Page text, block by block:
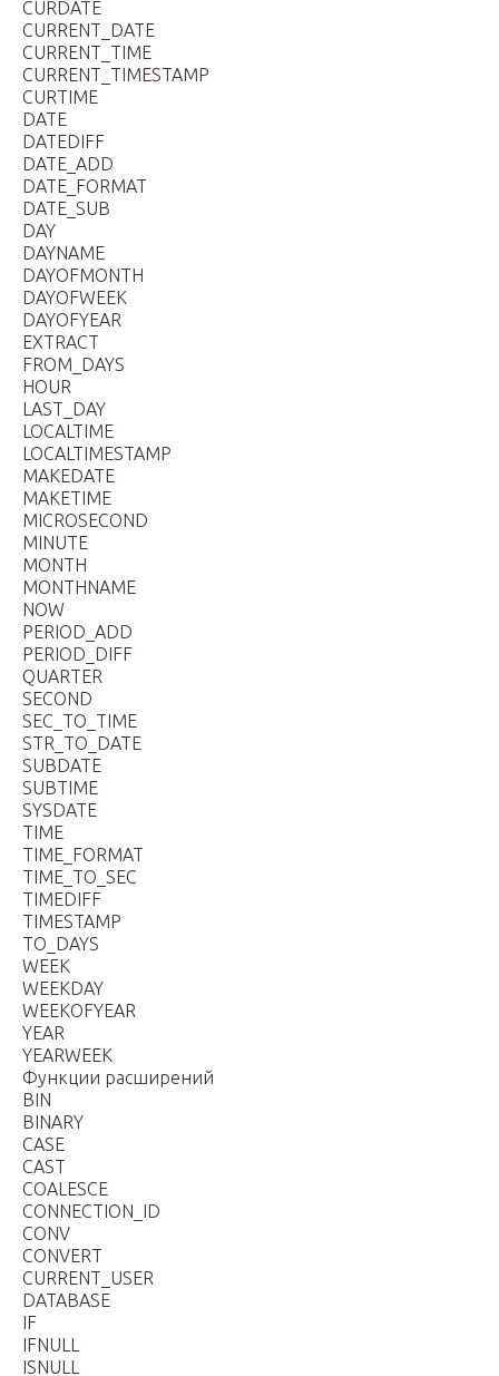
CURDATE
CURRENT_DATE
CURRENT_TIME
CURRENT_TIMESTAMP
CURTIME
DATE
DATEDIFF
DATE_ADD
DATE_FORMAT
DATE_SUB
DAY
DAYNAME
DAYOFMONTH
DAYOFWEEK
DAYOFYEAR
EXTRACT
FROM_DAYS
HOUR
LAST_DAY
LOCALTIME
LOCALTIMESTAMP
MAKEDATE
MAKETIME
MICROSECOND
MINUTE
MONTH
MONTHNAME
NOW
PERIOD_ADD
PERIOD_DIFF
QUARTER
SECOND
SEC_TO_TIME
STR_TO_DATE
SUBDATE
SUBTIME
SYSDATE
TIME
TIME_FORMAT
TIME_TO_SEC
TIMEDIFF
TIMESTAMP
TO_DAYS
WEEK
WEEKDAY
WEEKOFYEAR
YEAR
YEARWEEK
Функции расширений
BIN
BINARY
CASE
CAST
COALESCE
CONNECTION_ID
CONV
CONVERT
CURRENT_USER
DATABASE
IF
IFNULL
ISNULL